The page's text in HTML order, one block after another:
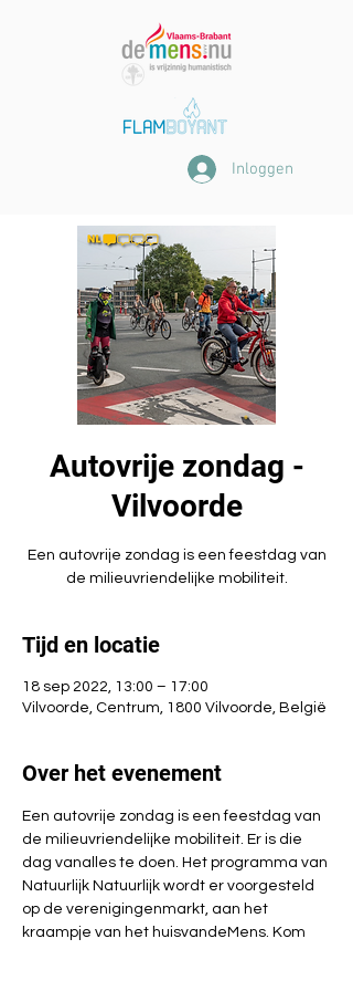
Inloggen
Autovrije zondag -
Vilvoorde
Een autovrije zondag is een feestdag van
de milieuvriendelijke mobiliteit.
Tijd en locatie
18 sep 2022, 13:00 – 17:00
Vilvoorde, Centrum, 1800 Vilvoorde, België
Over het evenement
Een autovrije zondag is een feestdag van
de milieuvriendelijke mobiliteit. Er is die
dag vanalles te doen. Het programma van
Natuurlijk Natuurlijk wordt er voorgesteld
op de verenigingenmarkt, aan het
kraampje van het huisvandeMens. Kom